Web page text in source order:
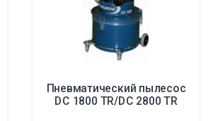
Пневматический пылесос
DC 1800 TR/DC 2800 TR